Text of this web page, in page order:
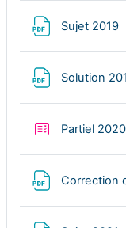
Sujet 2019
Solution
Partiel 2020
Correction